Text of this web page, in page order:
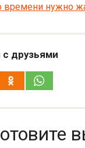
времени нужно
друзьями